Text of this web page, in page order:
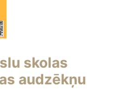
skolas
audzēkņu